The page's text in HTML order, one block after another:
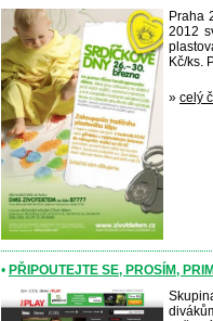
Praha
2012
Kč/ks.
» celý
• PŘIPOUTEJTE SE, PROSÍM,